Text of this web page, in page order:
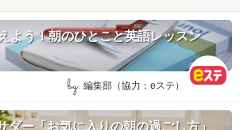
よう！朝のひとこと英語レッスン
by: 編集部（協力：eステ）
ダー「お気に入りの朝の過ごし方」